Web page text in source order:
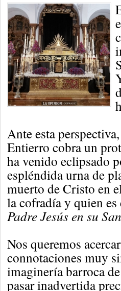
Ante esta
Entierro cobra un
ha venido eclipsado
espléndida urna de
muerto de Cristo en
la cofradía y quien
Padre Jesús en su
Nos queremos
connotaciones muy
imaginería barroca
pasar inadvertida